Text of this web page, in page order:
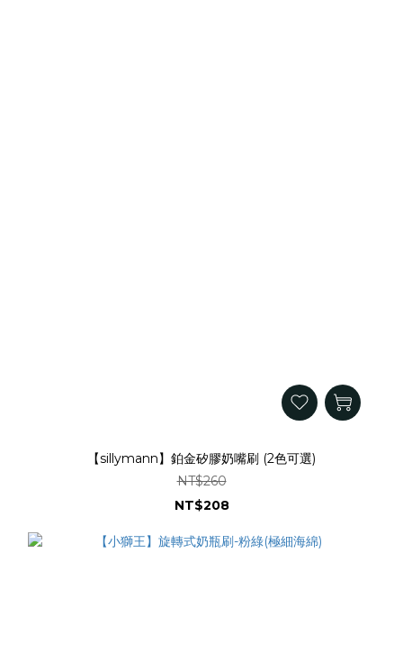
【sillymann】鉑金矽膠奶嘴刷 (2色可選)
NT$260
NT$208